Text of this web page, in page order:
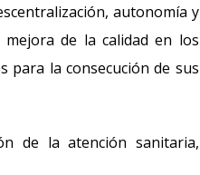
autonomía y
de la calidad en los
para la consecución de sus
de la atención sanitaria,